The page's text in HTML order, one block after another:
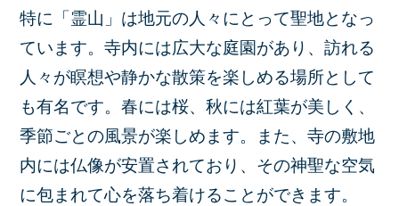
特に「霊山」は地元の人々にとって聖地となっ
ています。寺内には広大な庭園があり、訪れる
人々が瞑想や静かな散策を楽しめる場所として
も有名です。春には桜、秋には紅葉が美しく、
季節ごとの風景が楽しめます。また、寺の敷地
内には仏像が安置されており、その神聖な空気
に包まれて心を落ち着けることができます。